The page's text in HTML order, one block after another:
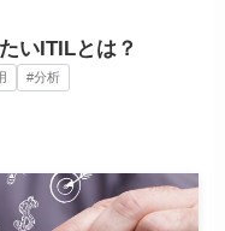
いITILとは？
#分析